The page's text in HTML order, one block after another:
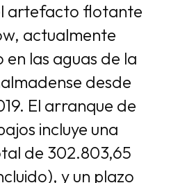
artefacto flotante
actualmente
en las aguas de la
desde
El arranque de
incluye una
de 302.803,65
y un plazo